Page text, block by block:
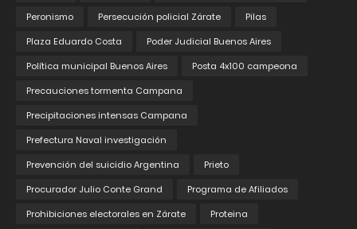
Peronismo
Persecución policial Zárate
Pilas
Plaza Eduardo Costa
Poder Judicial Buenos Aires
Política municipal Buenos Aires
Posta 4x100 campeona
Precauciones tormenta Campana
Precipitaciones intensas Campana
Prefectura Naval investigación
Prevención del suicidio Argentina
Prieto
Procurador Julio Conte Grand
Programa de Afiliados
Prohibiciones electorales en Zárate
Proteina